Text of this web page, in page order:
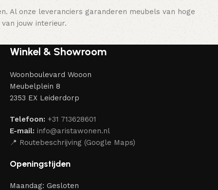
Al onze leveranciers garanderen meubels van hoge
jouw interieur.
Winkel & Showroom
Woonboulevard Wooon
Meubelplein 8
2353 EX Leiderdorp
Telefoon: +31 713628601
E-mail: info@aristawonen.nl
📍 Routebeschrijving (Google Maps)
Openingstijden
Maandag: Gesloten